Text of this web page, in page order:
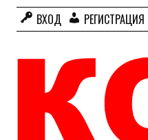
ВХОД РЕГИСТРАЦИЯ